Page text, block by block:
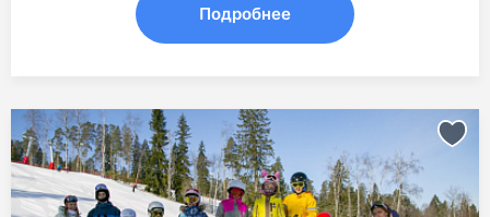
Подробнее